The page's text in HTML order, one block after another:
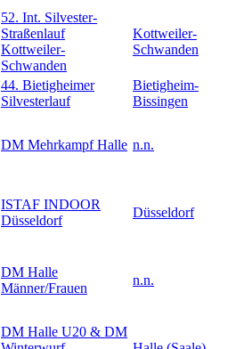
52. Int. Silvester-
Straßenlauf
Kottweiler-
Schwanden
Kottweiler-
Schwanden
44. Bietigheimer
Silvesterlauf
Bietigheim-
Bissingen
DM Mehrkampf Halle n.n.
ISTAF INDOOR
Düsseldorf
Düsseldorf
DM Halle
Männer/Frauen
n.n.
DM Halle U20 & DM